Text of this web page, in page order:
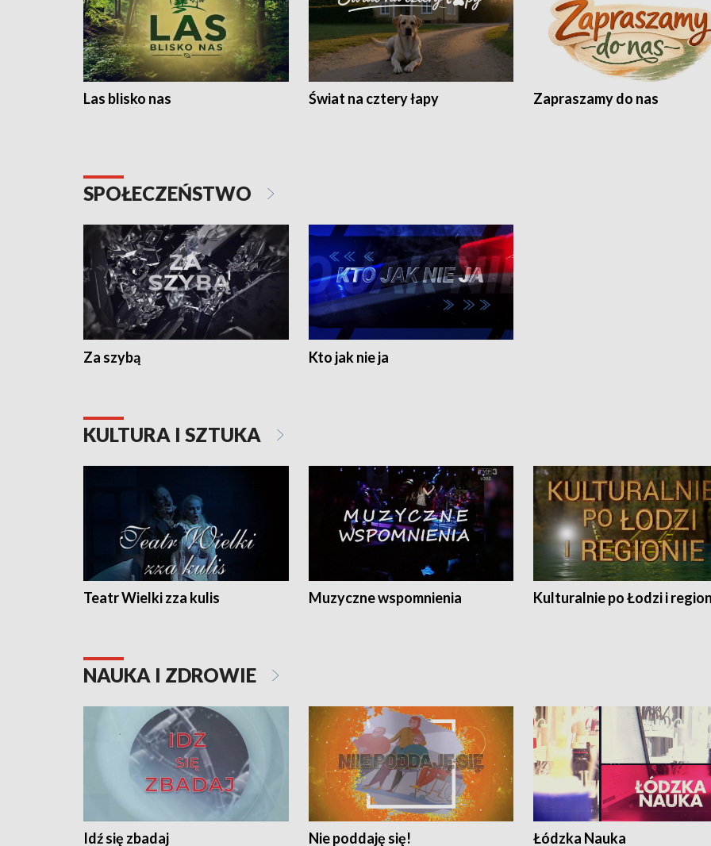
Las blisko nas Świat na cztery łapy Zapraszamy do nas
SPOŁECZEŃSTWO
Za szybą Kto jak nie ja
KULTURA I SZTUKA
Teatr Wielki zza kulis Muzyczne wspomnienia Kulturalnie po Łodzi i
NAUKA I ZDROWIE
Idź się zbadaj Nie poddaję się! Łódzka Nauka